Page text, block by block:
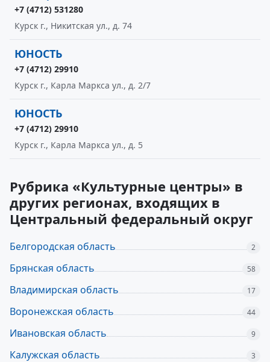
+7 (4712) 531280
Курск г., Никитская ул., д. 74
ЮНОСТЬ
+7 (4712) 29910
Курск г., Карла Маркса ул., д. 2/7
ЮНОСТЬ
+7 (4712) 29910
Курск г., Карла Маркса ул., д. 5
Рубрика «Культурные центры» в
других регионах, входящих в
Центральный федеральный округ
Белгородская область 2
Брянская область 58
Владимирская область 17
Воронежская область 44
Ивановская область 9
Калужская область 3